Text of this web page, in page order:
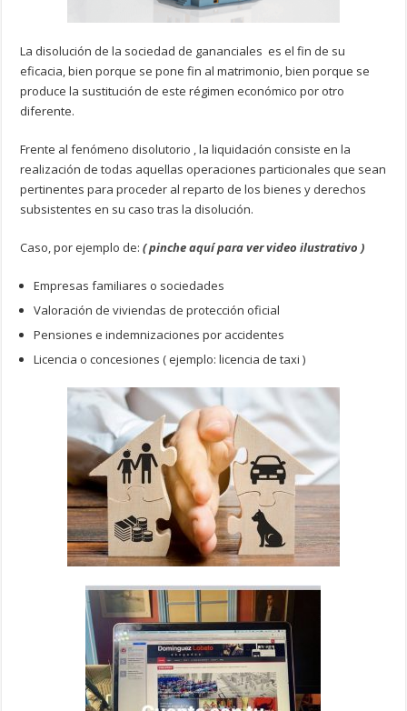
La disolución de la sociedad de gananciales es el fin de su
eficacia, bien porque se pone fin al matrimonio, bien porque se
produce la sustitución de este régimen económico por otro
diferente.
Frente al fenómeno disolutorio , la liquidación consiste en la
realización de todas aquellas operaciones particionales que sean
pertinentes para proceder al reparto de los bienes y derechos
subsistentes en su caso tras la disolución.
Caso, por ejemplo de:( pinche aquí para ver video ilustrativo )
Empresas familiares o sociedades
Valoración de viviendas de protección oficial
Pensiones e indemnizaciones por accidentes
Licencia o concesiones ( ejemplo: licencia de taxi )